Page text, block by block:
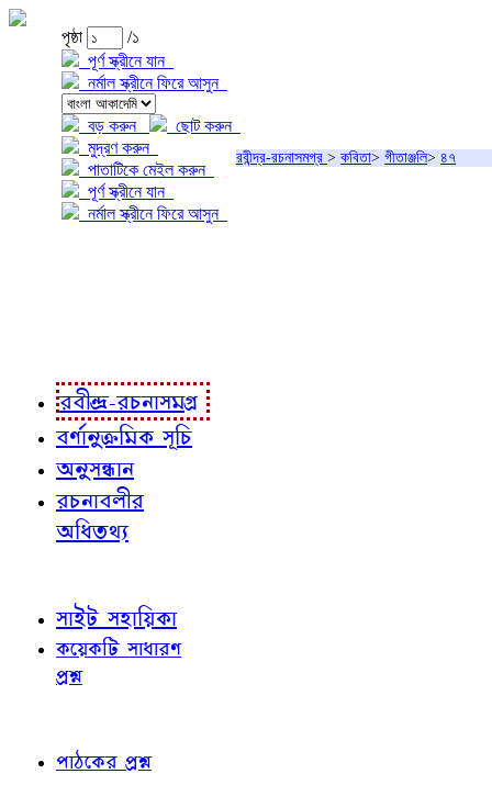
পৃষ্ঠা
/১
পূর্ণ স্ক্রীনে যান
নর্মাল স্ক্রীনে ফিরে আসুন
বড় করুন
ছোট করুন
মুদ্রণ করুন
পাতাটিকে মেইল করুন
পূর্ণ স্ক্রীনে যান
নর্মাল স্ক্রীনে ফিরে আসুন
রবীন্দ্র-রচনাসমগ্র > কবিতা> গীতাঞ্জলি> ৪৭
রবীন্দ্র-রচনাসমগ্র
বর্ণানুক্রমিক সূচি
অনুসন্ধান
রচনাবলীর
অধিতথ্য
সাইট সহায়িকা
কয়েকটি সাধারণ
প্রশ্ন
পাঠকের প্রশ্ন